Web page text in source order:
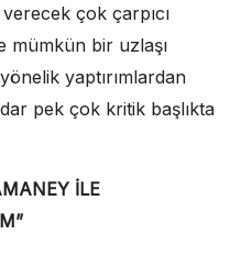
çok çarpıcı
mümkün bir uzlaşı
yaptırımlardan
pek çok kritik başlıkta
İLE